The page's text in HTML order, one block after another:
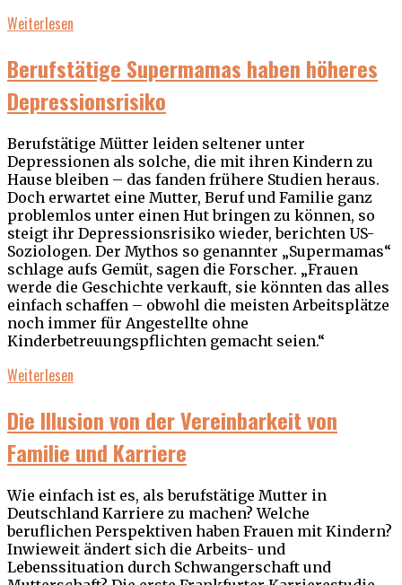
Weiterlesen
Berufstätige Supermamas haben höheres
Depressionsrisiko
Berufstätige Mütter leiden seltener unter
Depressionen als solche, die mit ihren Kindern zu
Hause bleiben – das fanden frühere Studien heraus.
Doch erwartet eine Mutter, Beruf und Familie ganz
problemlos unter einen Hut bringen zu können, so
steigt ihr Depressionsrisiko wieder, berichten US-
Soziologen. Der Mythos so genannter „Supermamas“
schlage aufs Gemüt, sagen die Forscher. „Frauen
werde die Geschichte verkauft, sie könnten das alles
einfach schaffen – obwohl die meisten Arbeitsplätze
noch immer für Angestellte ohne
Kinderbetreuungspflichten gemacht seien.“
Weiterlesen
Die Illusion von der Vereinbarkeit von
Familie und Karriere
Wie einfach ist es, als berufstätige Mutter in
Deutschland Karriere zu machen? Welche
beruflichen Perspektiven haben Frauen mit Kindern?
Inwieweit ändert sich die Arbeits- und
Lebenssituation durch Schwangerschaft und